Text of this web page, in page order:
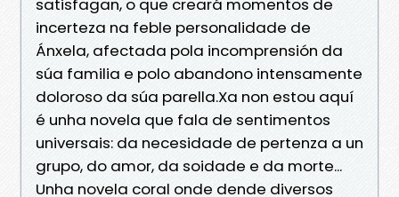
satisfagan, o que creará momentos de
incerteza na feble personalidade de
Ánxela, afectada pola incomprensión da
súa familia e polo abandono intensamente
doloroso da súa parella.Xa non estou aquí
é unha novela que fala de sentimentos
universais: da necesidade de pertenza a un
grupo, do amor, da soidade e da morte...
Unha novela coral onde dende diversos